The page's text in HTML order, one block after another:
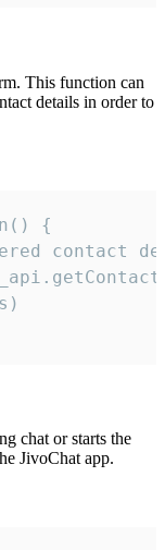
This function can
details in order to
{
contact
chat or starts the
JivoChat app.